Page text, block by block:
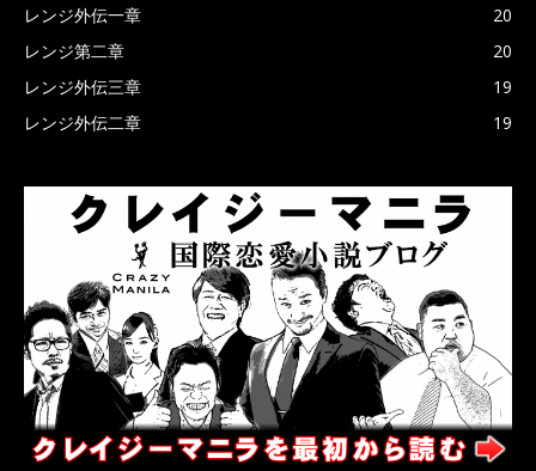
レンジ外伝一章
20
レンジ第二章
20
レンジ外伝三章
19
レンジ外伝二章
19